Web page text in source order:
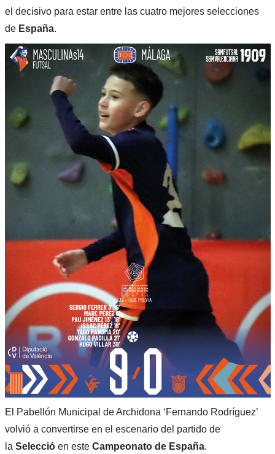
el decisivo para estar entre las cuatro mejores selecciones
de España.
El Pabellón Municipal de Archidona ‘Fernando Rodríguez’
volvió a convertirse en el escenario del partido de
la Seleccióen este Campeonato de España.